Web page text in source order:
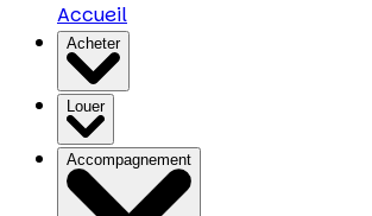
Accueil
Acheter
Louer
Accompagnement